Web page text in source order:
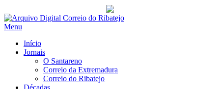
Saltar
para
Menu
Início
Jornais
O Santareno
Correio da Extremadura
Correio do Ribatejo
Décadas